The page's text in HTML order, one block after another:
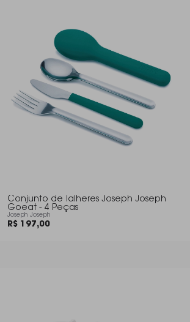
Conjunto de Talheres Joseph Joseph
Goeat - 4 Peças
Joseph Joseph
R$ 197,00